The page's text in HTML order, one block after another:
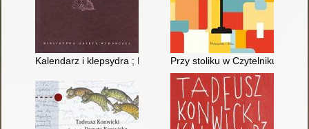
Kalendarz i klepsydra ; Kompleks polskiPrzy stoliku w Czytelniku